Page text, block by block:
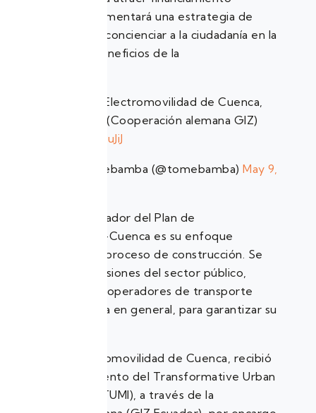
externo y se implementará una estrategia de
comunicación para concienciar a la ciudadanía en la
ciudad sobre los beneficios de la
Presentan plan de Electromovilidad de Cuenca,
con Adrián Ortega (Cooperación alemana GIZ)
https://t.co/5CrUfbuJiJ
— La Voz del Tomebamba (@tomebamba) May 9,
Un factor diferenciador del Plan de
Electromovilidad E-Cuenca es su enfoque
participativo en su proceso de construcción. Se
logró integrar las visiones del sector público,
privado, academia, operadores de transporte
público y ciudadanía en general, para garantizar su
Este Plan de Electromovilidad de Cuenca, recibió
apoyo y financiamiento del Transformative Urban
Mobility Initiative (TUMI), a través de la